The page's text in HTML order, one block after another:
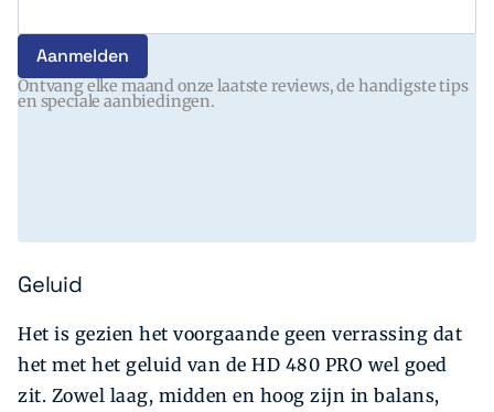
Ontvang elke maand onze laatste reviews, de handigste tips
en speciale aanbiedingen.
Geluid
Het is gezien het voorgaande geen verrassing dat
het met het geluid van de HD 480 PRO wel goed
zit. Zowel laag, midden en hoog zijn in balans,